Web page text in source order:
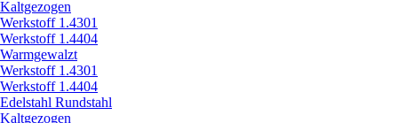
Kaltgezogen
Werkstoff 1.4301
Werkstoff 1.4404
Warmgewalzt
Werkstoff 1.4301
Werkstoff 1.4404
Edelstahl Rundstahl
Kaltgezogen